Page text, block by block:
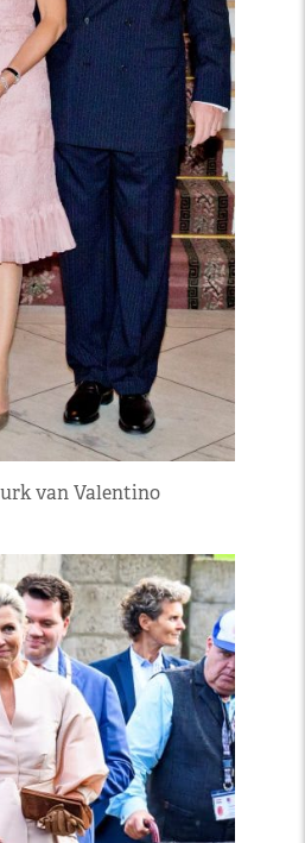
van Valentino